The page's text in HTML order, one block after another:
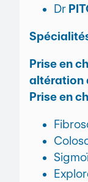
Dr
Prise en
altération
Prise en